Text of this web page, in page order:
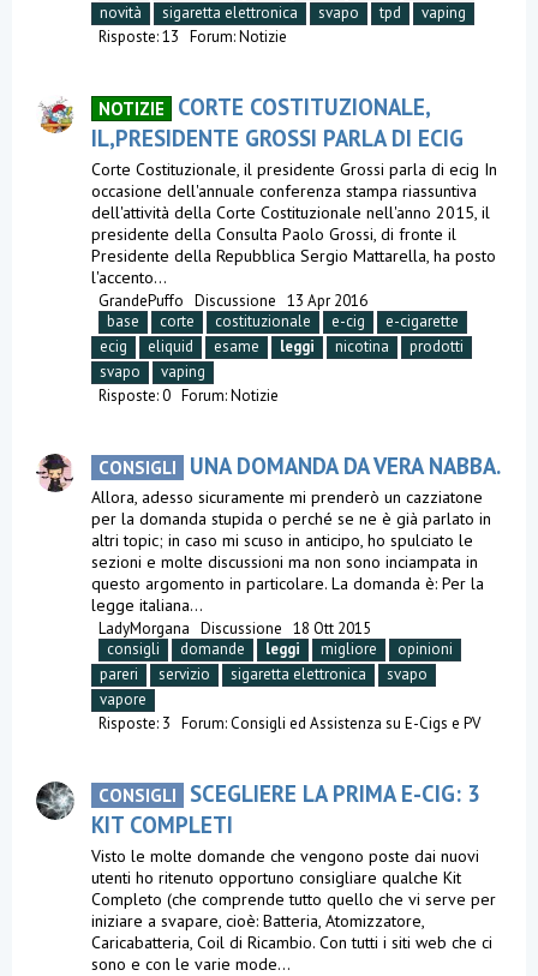
novità
sigaretta elettronica svapo tpd
vaping
Risposte: 13 Forum:Notizie
NOTIZIE
CORTE COSTITUZIONALE,
IL,PRESIDENTE GROSSI PARLA DI ECIG
Corte Costituzionale, il presidente Grossi parla di ecig In
occasione dell'annuale conferenza stampa riassuntiva
dell'attività della Corte Costituzionale nell'anno 2015, il
presidente della Consulta Paolo Grossi, di fronte il
Presidente della Repubblica Sergio Mattarella, ha posto
l'accento...
GrandePuffo Discussione 13 Apr 2016
base
corte costituzionale e-cig
e-cigarette
ecig
eliquid esame leggi nicotina
prodotti
svapo
vaping
Risposte: 0 Forum:Notizie
CONSIGLI UNA DOMANDA DA VERA NABBA.
Allora, adesso sicuramente mi prenderò un cazziatone
per la domanda stupida o perché se ne è già parlato in
altri topic; in caso mi scuso in anticipo, ho spulciato le
sezioni e molte discussioni ma non sono inciampata in
questo argomento in particolare. La domanda è: Per la
legge italiana...
LadyMorgana Discussione 18 Ott 2015
consigli
domande leggi migliore
opinioni
pareri
servizio sigaretta elettronica
svapo
vapore
Risposte: 3 Forum:Consigli ed Assistenza su E-Cigs e PV
CONSIGLI
SCEGLIERE LA PRIMA E-CIG: 3
KIT COMPLETI
Visto le molte domande che vengono poste dai nuovi
utenti ho ritenuto opportuno consigliare qualche Kit
Completo (che comprende tutto quello che vi serve per
iniziare a svapare, cioè: Batteria, Atomizzatore,
Caricabatteria, Coil di Ricambio. Con tutti i siti web che ci
sono e con le varie mode...